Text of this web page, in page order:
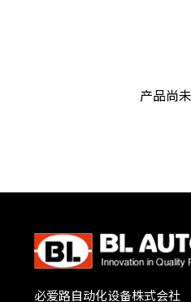
产品尚
必爱路自动化设备株式会社